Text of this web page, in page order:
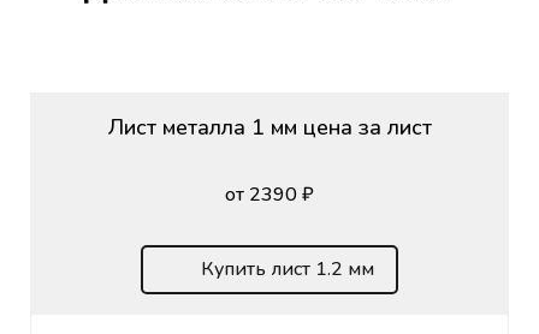
Лист металла 1 мм цена за лист
от 2390 ₽
Купить лист 1.2 мм